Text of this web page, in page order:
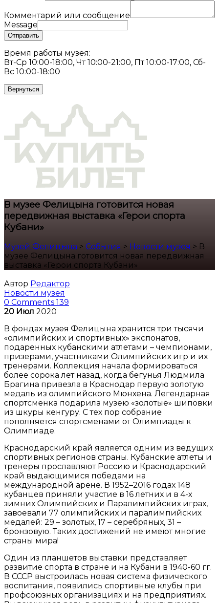
Комментарий или сообщение
Message
Отправить
Время работы музея:
Вт-Ср 10:00-18:00, Чт 10:00-21:00, Пт 10:00-17:00, Сб-
Вс 10:00-18:00
Вернуться
В музее Фелицына готовится новая
передвижная выставка «Герои спорта
Кубани»
Музей Фелицына > События > Новости музея > В
музее Фелицына готовится новая передвижная
выставка «Герои спорта Кубани»
Автор Редактор
Новости музея
0 Comments 139
20 Июл 2020
В фондах музея Фелицына хранится три тысячи
«олимпийских и спортивных» экспонатов,
подаренных кубанскими атлетами – чемпионами,
призерами, участниками Олимпийских игр и их
тренерами. Коллекция начала формироваться
более сорока лет назад, когда бегунья Людмила
Брагина привезла в Краснодар первую золотую
медаль из олимпийского Мюнхена. Легендарная
спортсменка подарила музею «золотые» шиповки
из шкуры кенгуру. С тех пор собрание
пополняется спортсменами от Олимпиады к
Олимпиаде.
Краснодарский край является одним из ведущих
спортивных регионов страны. Кубанские атлеты и
тренеры прославляют Россию и Краснодарский
край выдающимися победами на
международной арене. В 1952–2016 годах 148
кубанцев приняли участие в 16 летних и в 4-х
зимних Олимпийских и Паралимпийских играх,
завоевали 77 олимпийских и паралимпийских
медалей: 29 – золотых, 17 – серебряных, 31 –
бронзовую. Таких достижений не имеют многие
страны мира!
Один из планшетов выставки представляет
развитие спорта в стране и на Кубани в 1940-60 гг.
В СССР выстроилась новая система физического
воспитания, появились спортивные клубы при
профсоюзных организациях и на предприятиях.